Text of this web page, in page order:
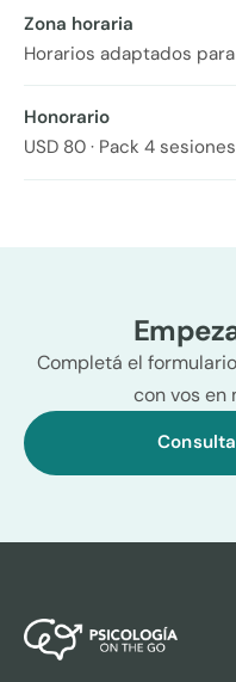
Zona horaria
Horarios adaptados
Honorario
USD 80 · Pack 4
Completá el
con vos en